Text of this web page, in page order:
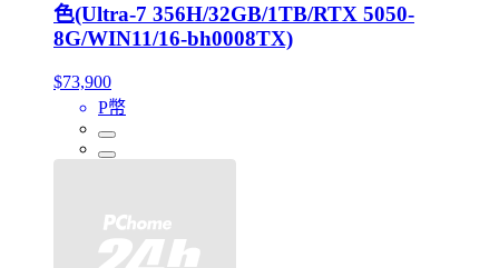
色(Ultra-7 356H/32GB/1TB/RTX 5050-
8G/WIN11/16-bh0008TX)
$73,900
P幣